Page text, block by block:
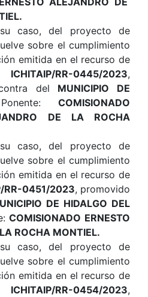
caso, del proyecto de
sobre el cumplimiento
emitida en el recurso de
RR-0445/2023,
del MUNICIPIO DE
Ponente: COMISIONADO
DE LA ROCHA
caso, del proyecto de
sobre el cumplimiento
emitida en el recurso de
RR-0451/2023, promovido
DE HIDALGO DEL
COMISIONADO ERNESTO
ROCHA MONTIEL.
caso, del proyecto de
sobre el cumplimiento
emitida en el recurso de
RR-0454/2023,